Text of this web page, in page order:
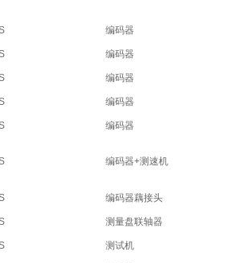
编码器
编码器
编码器
编码器
编码器
编码器+测速机
编码器藕接头
测量盘联轴器
测试机